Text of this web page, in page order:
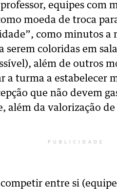
equipes com
moeda de troca
como minutos a
serem coloridas em
além de outros
a turma a estabelecer
que não devem
além da valorização
PUBLICIDADE
entre si